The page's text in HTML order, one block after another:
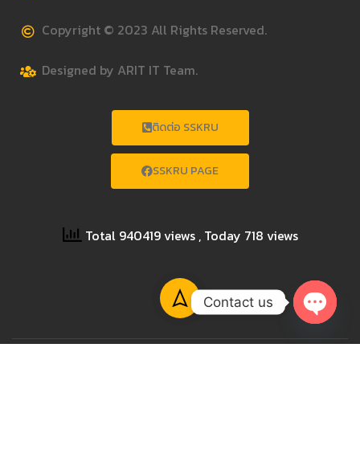
Copyright © 2023 All Rights Reserved.
Designed by ARIT IT Team.
ติดต่อ SSKRU
SSKRU PAGE
Total 940419 views , Today 718 views
Contact us